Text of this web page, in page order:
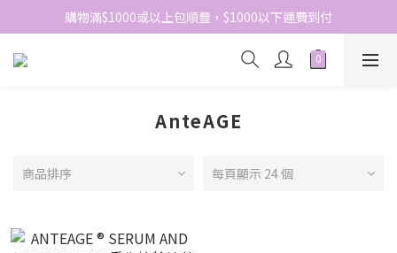
網站免費登記會員，會員優惠價於結帳時自動扣減
購物滿$1000或以上包順豐，$1000以下運費到付
網站免費登記會員，會員優惠價於結帳時自動扣減
AnteAGE
商品排序 每頁顯示 24 個